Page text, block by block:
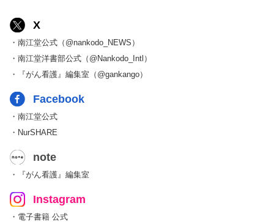
X
・南江堂公式（@nankodo_NEWS）
・南江堂洋書部公式（@Nankodo_Intl）
・『がん看護』編集室（@gankango）
Facebook
・南江堂公式
・NurSHARE
note
・『がん看護』編集室
Instagram
・電子書籍 公式